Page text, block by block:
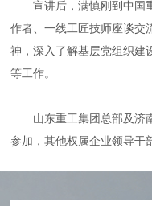
宣讲后，满慎刚到中国
作者、一线工匠技师座谈交
神，深入了解基层党组织建
等工作。
山东重工集团总部及济
参加，其他权属企业领导干